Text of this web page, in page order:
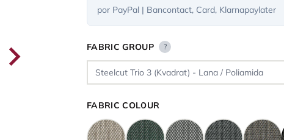
por PayPal | Bancontact, Card, Klarnapaylater
FABRIC GROUP ?
FABRIC COLOUR